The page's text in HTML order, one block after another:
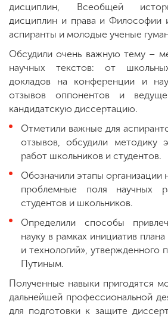
дисциплин, Всеобщей
дисциплин и права и Философии
аспиранты и молодые ученые
Обсудили очень важную тему –
научных текстов: от
докладов на конференции и
отзывов оппонентов и
кандидатскую диссертацию.
Отметили важные для
отзывов, обсудили методику
работ школьников и студентов.
Обозначили этапы организации
проблемные поля научных
студентов и школьников.
Определили способы
науку в рамках инициатив
и технологий», утвержденного
Путиным.
Полученные навыки пригодятся
дальнейшей профессиональной
для подготовки к защите